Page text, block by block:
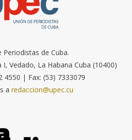
Periodistas de Cuba.
Vedado, La Habana Cuba (10400)
4550 | Fax: (53) 7333079
a redaccion@upec.cu